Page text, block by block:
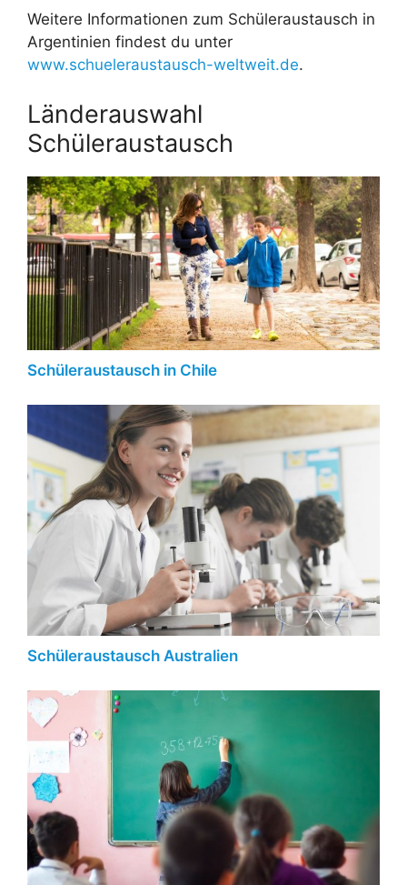
Weitere Informationen zum Schüleraustausch in
Argentinien findest du unter
www.schueleraustausch-weltweit.de.
Länderauswahl
Schüleraustausch
Schüleraustausch in Chile
Schüleraustausch Australien